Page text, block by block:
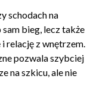
schodach na
bieg, lecz także
relację z wnętrzem.
pozwala szybciej
na szkicu, ale nie